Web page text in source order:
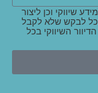
שיווקי וכן ליצור
לבקש שלא לקבל
השיווקי בכל